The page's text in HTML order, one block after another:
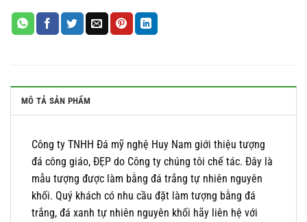
MÔ TẢ SẢN PHẨM
Công ty TNHH Đá mỹ nghệ Huy Nam giới thiệu tượng
đá công giáo, ĐẸP do Công ty chúng tôi chế tác. Đây là
mẫu tượng được làm bằng đá trắng tự nhiên nguyên
khối. Quý khách có nhu cầu đặt làm tượng bằng đá
trắng, đá xanh tự nhiên nguyên khối hãy liên hệ với